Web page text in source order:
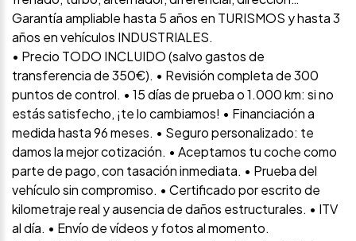
Garantía ampliable hasta 5 años en TURISMOS y hasta 3
años en vehículos INDUSTRIALES.
• Precio TODO INCLUIDO (salvo gastos de
transferencia de 350€). • Revisión completa de 300
puntos de control. • 15 días de prueba o 1.000 km: si no
estás satisfecho, ¡te lo cambiamos! • Financiación a
medida hasta 96 meses. • Seguro personalizado: te
damos la mejor cotización. • Aceptamos tu coche como
parte de pago, con tasación inmediata. • Prueba del
vehículo sin compromiso. • Certificado por escrito de
kilometraje real y ausencia de daños estructurales. • ITV
al día. • Envío de vídeos y fotos al momento.